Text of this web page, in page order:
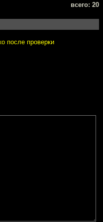
всего: 20
после проверки